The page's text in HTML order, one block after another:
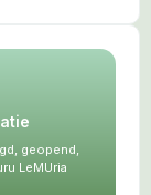
geopend,
LeMUria